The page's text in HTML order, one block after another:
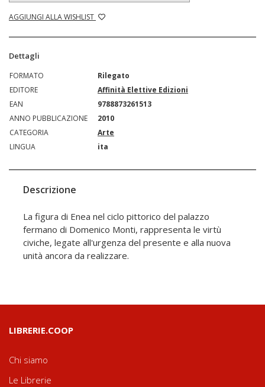
AGGIUNGI ALLA WISHLIST
Dettagli
FORMATO
Rilegato
EDITORE
Affinità Elettive Edizioni
EAN
9788873261513
ANNO PUBBLICAZIONE
2010
CATEGORIA
Arte
LINGUA
ita
Descrizione
La figura di Enea nel ciclo pittorico del palazzo
fermano di Domenico Monti, rappresenta le virtù
civiche, legate all'urgenza del presente e alla nuova
unità ancora da realizzare.
LIBRERIE.COOP
Chi siamo
Le Librerie